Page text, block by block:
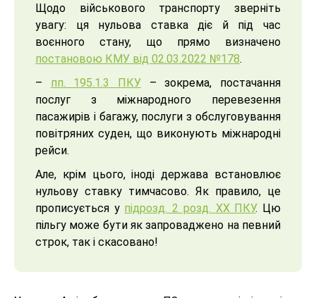
Щодо військового транспорту зверніть
увагу: ця нульова ставка діє й під час
воєнного стану, що прямо визначено
постановою КМУ від 02.03.2022 №178.
– пп. 195.1.3 ПКУ – зокрема, постачання
послуг з міжнародного перевезення
пасажирів і багажу, послуги з обслуговування
повітряних суден, що виконують міжнародні
рейси.
Але, крім цього, іноді держава встановлює
нульову ставку тимчасово. Як правило, це
прописується у підрозд. 2 розд. ХХ ПКУ. Цю
пільгу може бути як запроваджено на певний
строк, так і скасовано!